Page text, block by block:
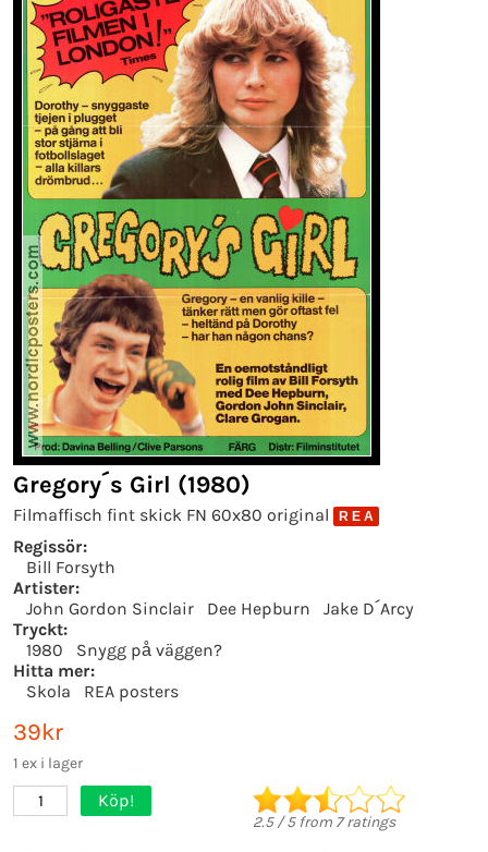
Gregory´s Girl (1980)
Filmaffisch fint skick FN 60x80 original R E A
Regissör:
Bill Forsyth
Artister:
John Gordon Sinclair
Dee Hepburn
Jake D´Arcy
Tryckt:
1980
Snygg på väggen?
Hitta mer:
Skola
REA posters
39kr
1 ex i lager
1 Köp!
2.5/5from 7ratings